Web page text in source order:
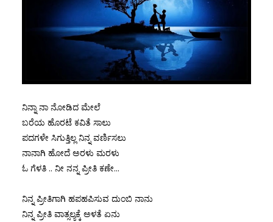
ನಿನ್ನಾ ನಾ ನೋಡಿದ ಮೇಲೆ
ಬರೆಯ ಹೊರಟೆ ಕವಿತೆ ಸಾಲು
ಪದಗಳೇ ಸಿಗುತ್ತಿಲ್ಲ ನಿನ್ನ ವರ್ಣಿಸಲು
ನಾನಾಗಿ ಹೋದೆ ಅರಳು ಮರಳು
ಓ ಗೆಳತಿ .. ನೀ ನನ್ನ ಪ್ರೀತಿ ಕಣೇ...
ನಿನ್ನ ಪ್ರೀತಿಗಾಗಿ ಹಪಹಪಿಸುವ ದುಂಬಿ ನಾನು
ನಿನ್ನ ಪ್ರೀತಿ ವಾತ್ಸಲ್ಯಕ್ಕೆ ಅಳತೆ ಏನು